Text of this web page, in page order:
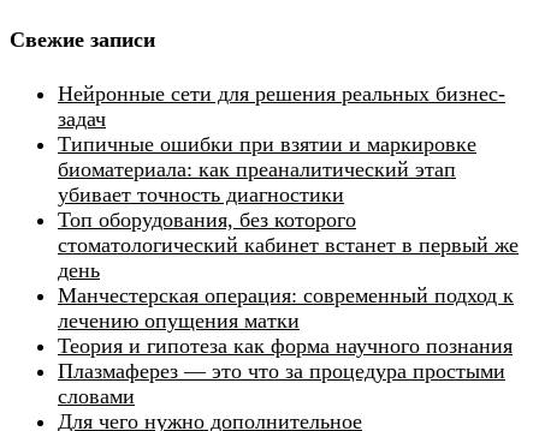
Свежие записи
Нейронные сети для решения реальных бизнес-
задач
Типичные ошибки при взятии и маркировке
биоматериала: как преаналитический этап
убивает точность диагностики
Топ оборудования, без которого
стоматологический кабинет встанет в первый же
день
Манчестерская операция: современный подход к
лечению опущения матки
Теория и гипотеза как форма научного познания
Плазмаферез — это что за процедура простыми
словами
Для чего нужно дополнительное